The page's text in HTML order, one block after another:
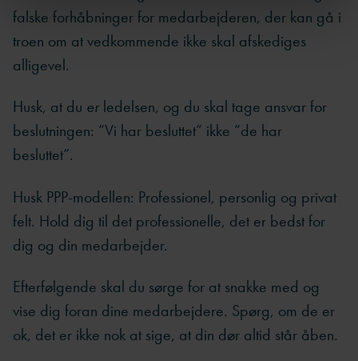
falske forhåbninger for medarbejderen, der kan gå i
troen om at vedkommende ikke skal afskediges
alligevel.
Husk, at du erledelsen, og du skal tage ansvar for
beslutningen: ”Vi har besluttet” ikke ”de har
besluttet”.
Husk PPP-modellen: Professionel, personlig og privat
felt. Hold dig til det professionelle, det er bedst for
dig og din medarbejder.
Efterfølgende skal du sørge for at snakke med og
vise dig foran dine medarbejdere. Spørg, om de er
ok, det er ikke nok at sige, at din dør altid står åben.